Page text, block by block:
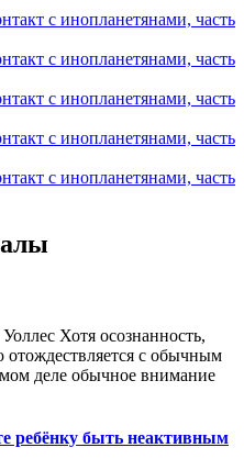
с инопланетянами, часть
с инопланетянами, часть
с инопланетянами, часть
с инопланетянами, часть
с инопланетянами, часть
Хотя осознанность,
отождест­вляется с обычным
деле обыч­ное внимание
ребёнку быть неактивным